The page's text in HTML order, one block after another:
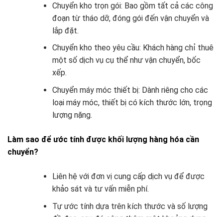
Chuyển kho trọn gói: Bao gồm tất cả các công
đoạn từ tháo dỡ, đóng gói đến vận chuyển và
lắp đặt.
Chuyển kho theo yêu cầu: Khách hàng chỉ thuê
một số dịch vụ cụ thể như vận chuyển, bốc
xếp.
Chuyển máy móc thiết bị: Dành riêng cho các
loại máy móc, thiết bị có kích thước lớn, trọng
lượng nặng.
Làm sao để ước tính được khối lượng hàng hóa cần
chuyển?
Liên hệ với đơn vị cung cấp dịch vụ để được
khảo sát và tư vấn miễn phí.
Tự ước tính dựa trên kích thước và số lượng